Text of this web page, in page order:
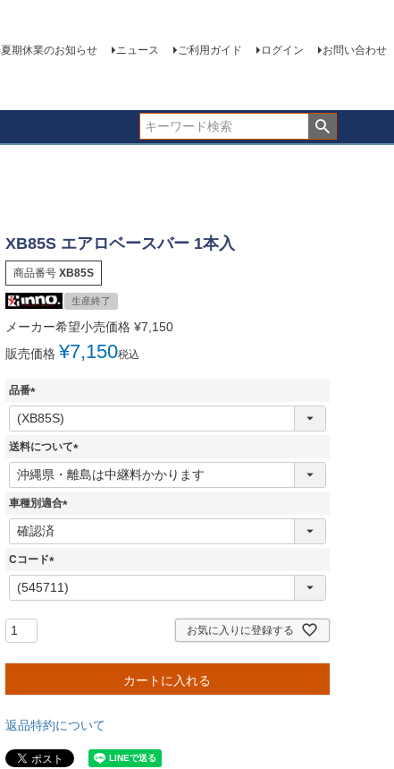
夏期休業のお知らせ ニュース ご利用ガイド ログイン お問い合わせ
XB85S エアロベースバー 1本入
商品番号 XB85S
生産終了
メーカー希望小売価格 ¥7,150
販売価格 ¥7,150税込
品番
(
必
須
送料について
(
必
車種別適合
(
Cコード
(
必
お気に入りに登録する
カートに入れる
返品特約について